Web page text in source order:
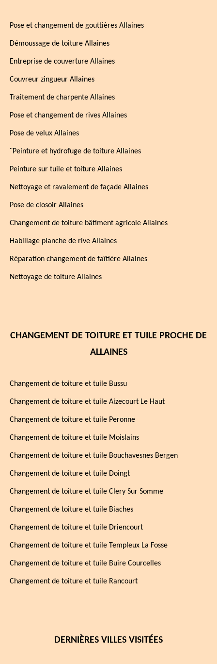
Pose et changement de gouttières Allaines
Démoussage de toiture Allaines
Entreprise de couverture Allaines
Couvreur zingueur Allaines
Traitement de charpente Allaines
Pose et changement de rives Allaines
Pose de velux Allaines
¨Peinture et hydrofuge de toiture Allaines
Peinture sur tuile et toiture Allaines
Nettoyage et ravalement de façade Allaines
Pose de closoir Allaines
Changement de toiture bâtiment agricole Allaines
Habillage planche de rive Allaines
Réparation changement de faîtière Allaines
Nettoyage de toiture Allaines
CHANGEMENT DE TOITURE ET TUILE PROCHE DE
ALLAINES
Changement de toiture et tuile Bussu
Changement de toiture et tuile Aizecourt Le Haut
Changement de toiture et tuile Peronne
Changement de toiture et tuile Moislains
Changement de toiture et tuile Bouchavesnes Bergen
Changement de toiture et tuile Doingt
Changement de toiture et tuile Clery Sur Somme
Changement de toiture et tuile Biaches
Changement de toiture et tuile Driencourt
Changement de toiture et tuile Templeux La Fosse
Changement de toiture et tuile Buire Courcelles
Changement de toiture et tuile Rancourt
DERNIÈRES VILLES VISITÉES